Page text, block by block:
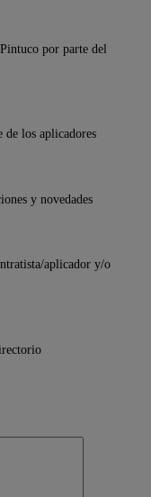
por parte del
los aplicadores
y novedades
aplicador y/o